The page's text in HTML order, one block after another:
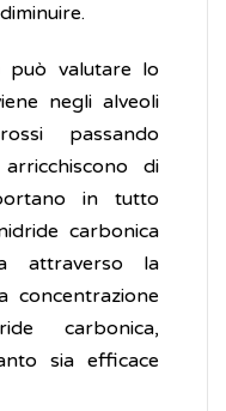
può valutare lo
negli alveoli
passando
di
in tutto
carbonica
attraverso la
concentrazione
carbonica,
sia efficace